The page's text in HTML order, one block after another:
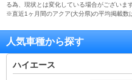
る為、現状とは変化している場合がございます
※直近1ヶ月間のアクア(大分県)の平均掲載数
人気車種から探す
ハイエース